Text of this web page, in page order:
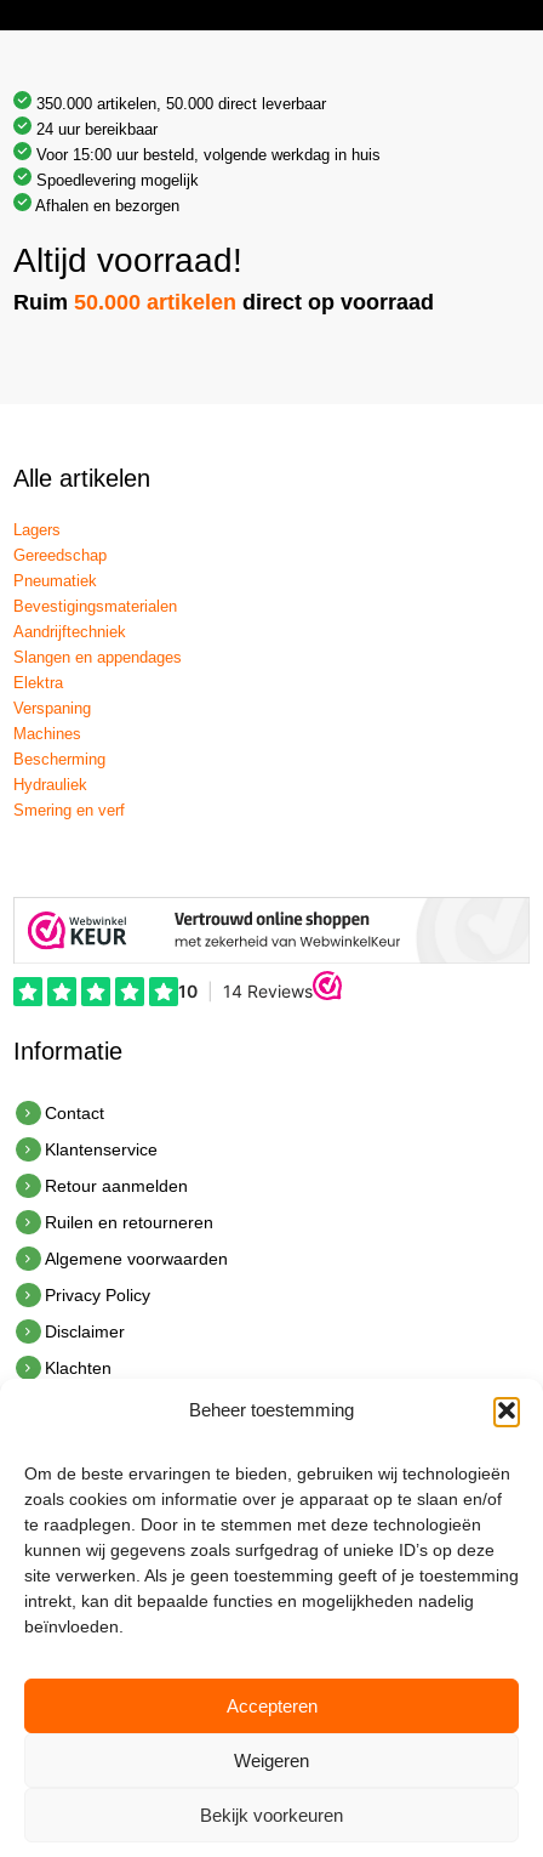
Beheer toestemming
Om de beste ervaringen te bieden, gebruiken wij technologieën
zoals cookies om informatie over je apparaat op te slaan en/of
te raadplegen. Door in te stemmen met deze technologieën
kunnen wij gegevens zoals surfgedrag of unieke ID’s op deze
site verwerken. Als je geen toestemming geeft of je toestemming
intrekt, kan dit bepaalde functies en mogelijkheden nadelig
beïnvloeden.
Accepteren
Weigeren
Bekijk voorkeuren
350.000 artikelen, 50.000 direct leverbaar
24 uur bereikbaar
Voor 15:00 uur besteld, volgende werkdag in huis
Spoedlevering mogelijk
Afhalen en bezorgen
Altijd voorraad!
Ruim50.000 artikelen direct op voorraad
Alle artikelen
Lagers
Gereedschap
Pneumatiek
Bevestigingsmaterialen
Aandrijftechniek
Slangen en appendages
Elektra
Verspaning
Machines
Bescherming
Hydrauliek
Smering en verf
Informatie
Contact
Klantenservice
Retour aanmelden
Ruilen en retourneren
Algemene voorwaarden
Privacy Policy
Disclaimer
Klachten
hetindustriehuis B.V.
De Hoek 1 1601 MR Enkhuizen
t.0228 53 00 40
e.info@hetindustriehuis.com
KVK 51483904
BTW NL850044522B01